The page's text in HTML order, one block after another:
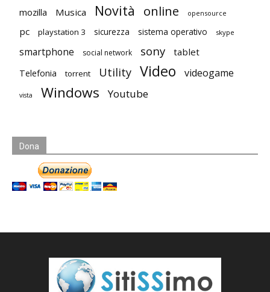
mozilla Musica Novità online opensource
pc playstation 3 sicurezza sistema operativo skype
smartphone social network sony tablet
Telefonia torrent Utility Video videogame
vista Windows Youtube
Dona